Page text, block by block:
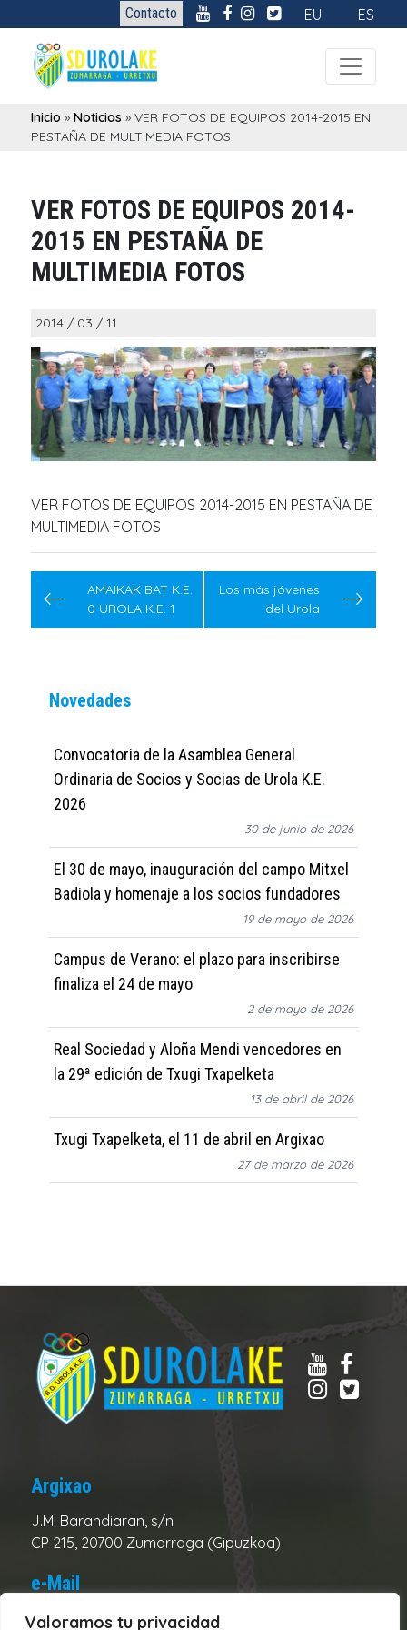
Valoramos tu privacidad
Contacto EU ES
Inicio »Noticias »VER FOTOS DE EQUIPOS 2014-2015 EN
PESTAÑA DE MULTIMEDIA FOTOS
VER FOTOS DE EQUIPOS 2014-
2015 EN PESTAÑA DE
MULTIMEDIA FOTOS
2014 / 03 / 11
VER FOTOS DE EQUIPOS 2014-2015 EN PESTAÑA DE
MULTIMEDIA FOTOS
Navegación
de
entradas
AMAIKAK BAT K.E.
0 UROLA K.E. 1
Los más jóvenes
del Urola
Novedades
Convocatoria de la Asamblea General
Ordinaria de Socios y Socias de Urola K.E.
2026
30 de junio de 2026
El 30 de mayo, inauguración del campo Mitxel
Badiola y homenaje a los socios fundadores
19 de mayo de 2026
Campus de Verano: el plazo para inscribirse
finaliza el 24 de mayo
2 de mayo de 2026
Real Sociedad y Aloña Mendi vencedores en
la 29ª edición de Txugi Txapelketa
13 de abril de 2026
Txugi Txapelketa, el 11 de abril en Argixao
27 de marzo de 2026
Argixao
J.M. Barandiaran, s/n
CP 215, 20700 Zumarraga (Gipuzkoa)
e-Mail
Club:urolake@urolake.eus